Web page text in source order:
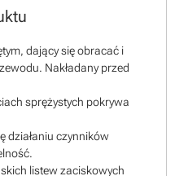
dający się obracać i
Nakładany przed
sprężystych pokrywa
działaniu czynników
listew zaciskowych